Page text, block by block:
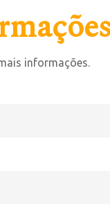
informações.